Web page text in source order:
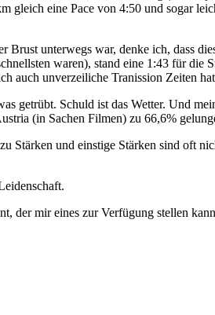
gleich eine Pace von 4:50 und sogar
unterwegs war, denke ich, dass
waren), stand eine 1:43 für
auch unverzeiliche Tranission Zeiten
getrübt. Schuld ist das Wetter. Und
(in Sachen Filmen) zu 66,6%
und einstige Stärken sind oft
der mir eines zur Verfügung stellen